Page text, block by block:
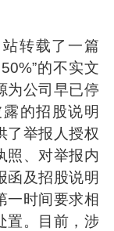
转载了一篇
的不实文
为公司早已停
的招股说明
了举报人授权
照、对举报内
函及招股说明
一时间要求相
置。目前，涉